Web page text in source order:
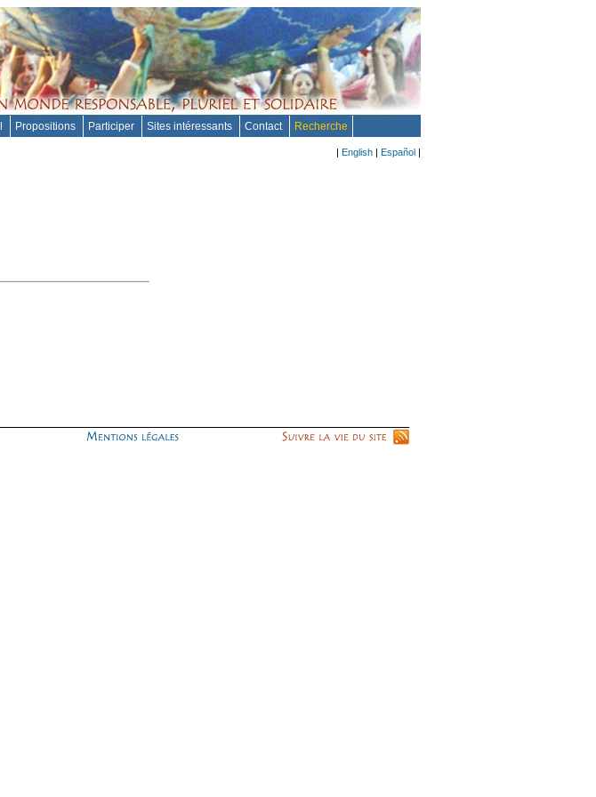
Propositions Participer Sites intéressants Contact Recherche
| English | Español |